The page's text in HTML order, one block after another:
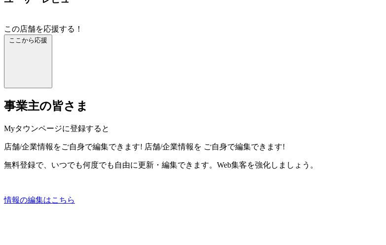
この店舗を応援する！
ここから応援
事業主の皆さま
Myタウンページに登録すると
店舗/企業情報をご自身で編集できます! 店舗/企業情報を ご自身で編集できます!
無料登録で、いつでも何度でも自由に更新・編集できます。Web集客を強化しましょう。
情報の編集はこちら